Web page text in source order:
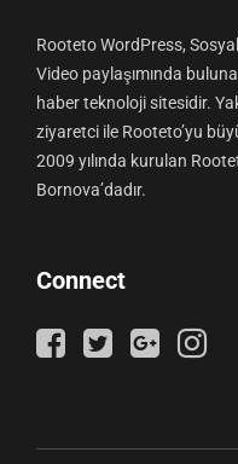
Rooteto WordPress,
Video paylaşımında
haber teknoloji sitesidir.
ziyaretci ile Rooteto’yu
2009 yılında kurulan
Bornova’dadır.
Connect